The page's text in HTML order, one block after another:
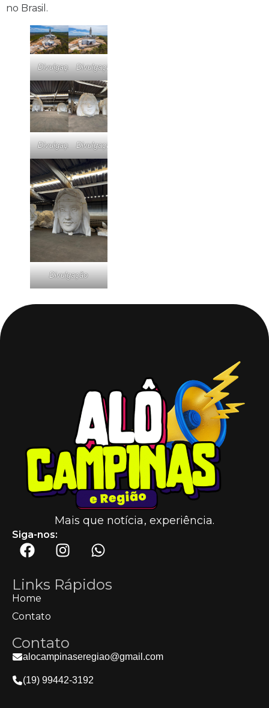
no Brasil.
DivulgaçãoDivulgação
DivulgaçãoDivulgação
Divulgação
Mais que notícia, experiência.
Siga-nos:
Links Rápidos
Home
Contato
Contato
alocampinaseregiao@gmail.com
(19) 99442-3192